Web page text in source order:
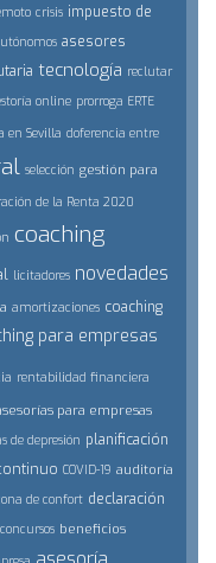
crisis impuesto de
asesores
tecnología reclutar
online prorroga ERTE
en Sevilla doferencia entre
selección gestión para
de la Renta 2020
coaching
licitadores novedades
amortizaciones coaching
para empresas
rentabilidad financiera
para empresas
de depresión planificación
COVID-19 auditoría
de confort declaración
concursos beneficios